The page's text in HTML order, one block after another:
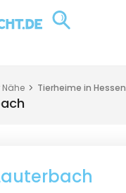
Nähe Tierheime in Hessen